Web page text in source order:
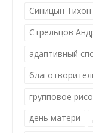
Синицын
Стрельцов
адаптивный
групповое
день матери